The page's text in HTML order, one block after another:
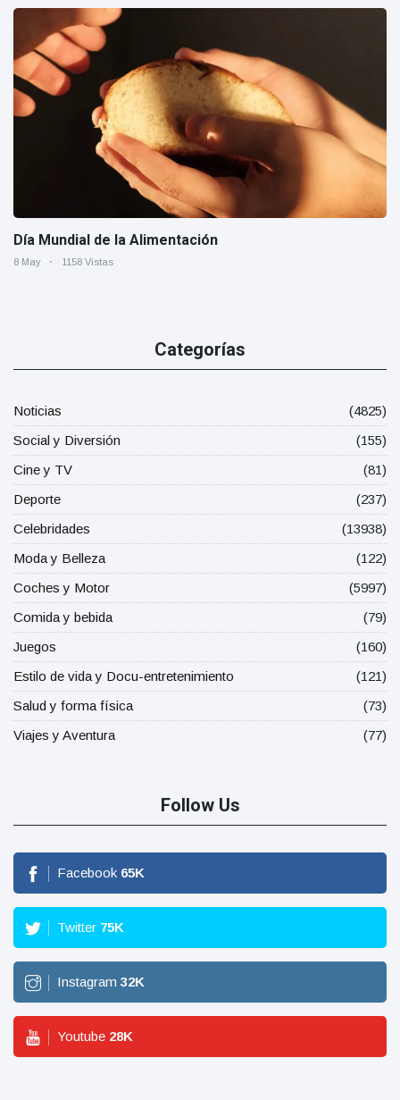
Día Mundial de la Alimentación
8 May 1158 Vistas
Categorías
Noticias
(4825)
Social y Diversión
(155)
Cine y TV
(81)
Deporte
(237)
Celebridades
(13938)
Moda y Belleza
(122)
Coches y Motor
(5997)
Comida y bebida
(79)
Juegos
(160)
Estilo de vida y Docu-entretenimiento
(121)
Salud y forma física
(73)
Viajes y Aventura
(77)
Follow Us
Facebook 65K
Twitter 75K
Instagram 32K
Youtube 28K